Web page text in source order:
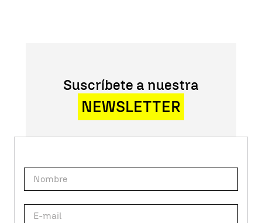
Suscríbete a nuestra
NEWSLETTER